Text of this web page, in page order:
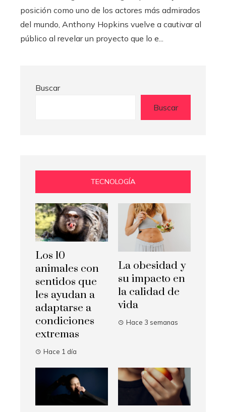
posición como uno de los actores más admirados
del mundo, Anthony Hopkins vuelve a cautivar al
público al revelar un proyecto que lo e...
Buscar
Buscar
TECNOLOGÍA
Los 10
animales con
sentidos que
les ayudan a
adaptarse a
condiciones
extremas
Hace 1 día
La obesidad y
su impacto en
la calidad de
vida
Hace 3 semanas